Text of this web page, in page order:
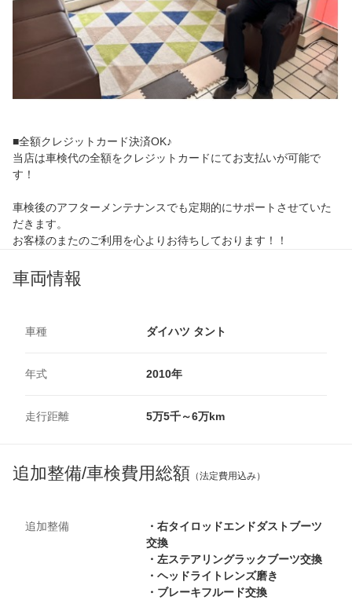
■全額クレジットカード決済OK♪
当店は車検代の全額をクレジットカードにてお支払いが可能で
す！
車検後のアフターメンテナンスでも定期的にサポートさせていた
だきます。
お客様のまたのご利用を心よりお待ちしております！！
車両情報
車種 ダイハツ タント
年式 2010年
走行距離 5万5千～6万km
追加整備/車検費用総額 （法定費用込み）
追加整備
・右タイロッドエンドダストブーツ
交換
・左ステアリングラックブーツ交換
・ヘッドライトレンズ磨き
・ブレーキフルード交換